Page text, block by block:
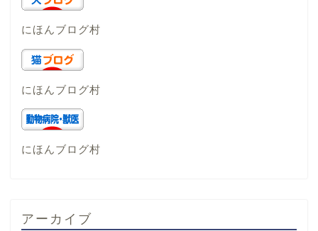
にほんブログ村
にほんブログ村
にほんブログ村
アーカイブ